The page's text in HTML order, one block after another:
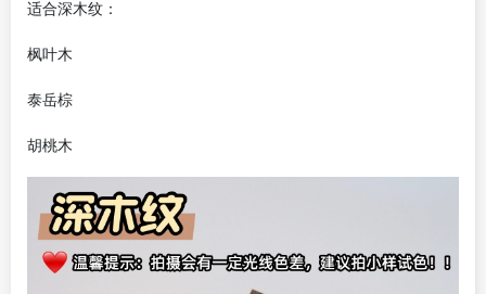
适合深木纹：
枫叶木
泰岳棕
胡桃木